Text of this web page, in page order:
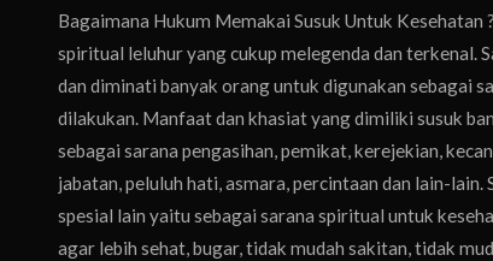
Bagaimana Hukum Memakai Susuk Untuk Kesehatan
spiritual leluhur yang cukup melegenda dan terkenal.
dan diminati banyak orang untuk digunakan sebagai
dilakukan. Manfaat dan khasiat yang dimiliki susuk
sebagai sarana pengasihan, pemikat, kerejekian,
jabatan, peluluh hati, asmara, percintaan dan lain-
spesial lain yaitu sebagai sarana spiritual untuk
agar lebih sehat, bugar, tidak mudah sakitan, tidak